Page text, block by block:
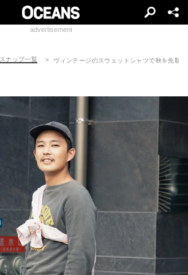
advertisement
スナップ一覧 ヴィンテージのスウェットシャツで秋を先取り